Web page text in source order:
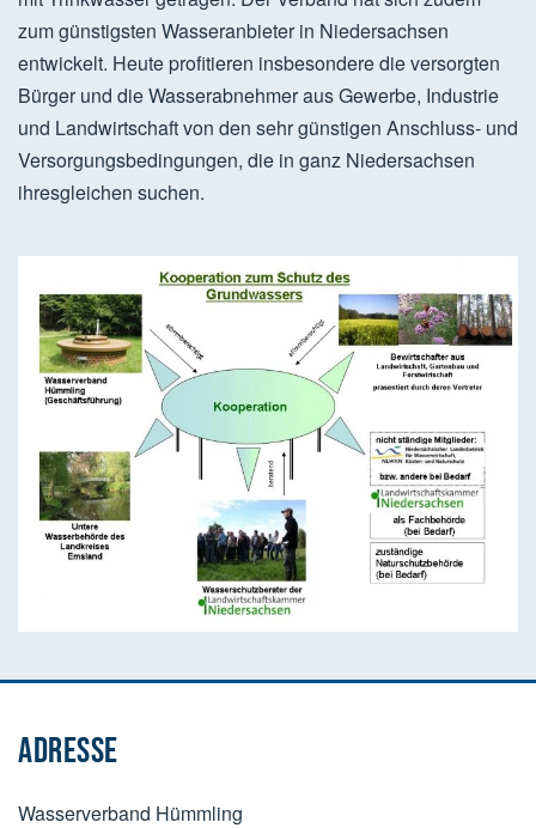
zum günstigsten Wasseranbieter in Niedersachsen
entwickelt. Heute profitieren insbesondere die versorgten
Bürger und die Wasserabnehmer aus Gewerbe, Industrie
und Landwirtschaft von den sehr günstigen Anschluss- und
Versorgungsbedingungen, die in ganz Niedersachsen
ihresgleichen suchen.
ADRESSE
Wasserverband Hümmling